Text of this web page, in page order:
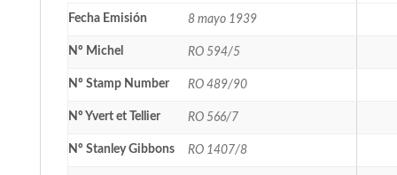
Fecha Emisión 8 mayo 1939
Nº Michel RO 594/5
Nº Stamp Number RO 489/90
Nº Yvert et Tellier RO 566/7
Nº Stanley Gibbons RO 1407/8